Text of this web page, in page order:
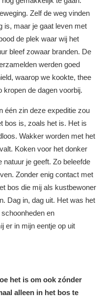
Zelf de weg vinden
is, maar je gaat leven met
de plek waar wij het
bleef zowaar branden. De
werden goed
waarop we kookte, thee
kropen de dagen voorbij.
één zin deze expeditie zou
bos is, zoals het is. Het is
Wakker worden met het
Koken voor het donker
je geeft. Zo beleefde
Zonder enig contact met
bos die mij als kustbewoner
Dag in, dag uit. Het was het
en
er in mijn eentje op uit
het is om ook zónder
alleen in het bos te